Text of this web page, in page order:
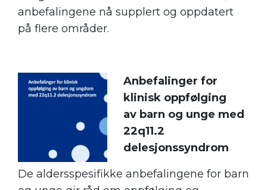
anbefalingene nå supplert og oppdatert
på flere områder.
Anbefalinger for
klinisk oppfølging
av barn og unge med
22q11.2
delesjonssyndrom
De aldersspesifikke anbefalingene for barn